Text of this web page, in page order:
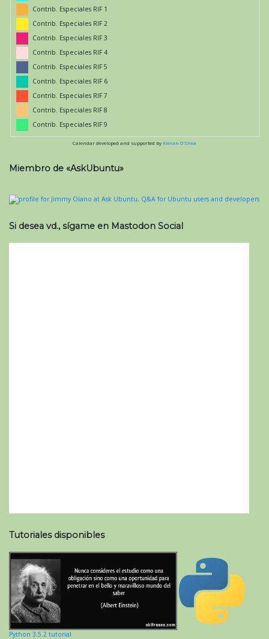
Contrib. Especiales RIF 1
Contrib. Especiales RIF 2
Contrib. Especiales RIF 3
Contrib. Especiales RIF 4
Contrib. Especiales RIF 5
Contrib. Especiales RIF 6
Contrib. Especiales RIF 7
Contrib. Especiales RIF 8
Contrib. Especiales RIF 9
Calendar developed and supported by Kieran O'Shea
Miembro de «AskUbuntu»
Si desea vd., sígame en Mastodon Social
Tutoriales disponibles
Python 3.5.2 tutorial